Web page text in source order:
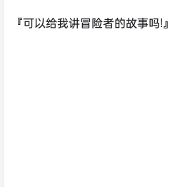
『可以给我讲冒险者的故事吗!』 ​​​